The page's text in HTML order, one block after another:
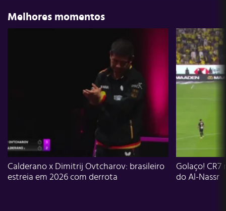
Melhores momentos
Calderano x Dimitrij Ovtcharov: brasileiro
estreia em 2026 com derrota
Golaço!
do Al-Nassr